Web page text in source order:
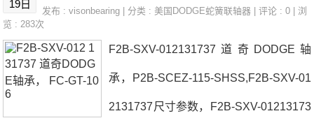
轴承P2B-SC-103123809价格5018CHAI
NF2B-LT10-100日本EASE轴承P2B-SC-
103123809参数P2B-SC-103123809价
19日
发布 :visonbearing | 分类 :美国DODGE蛇簧联轴器 | 评论 : 0 | 浏
览 : 283次
F2B-SXV-012131737道奇DODGE轴
承，P2B-SCEZ-115-SHSS,F2B-SXV-01
2131737尺寸参数，F2B-SXV-01213173